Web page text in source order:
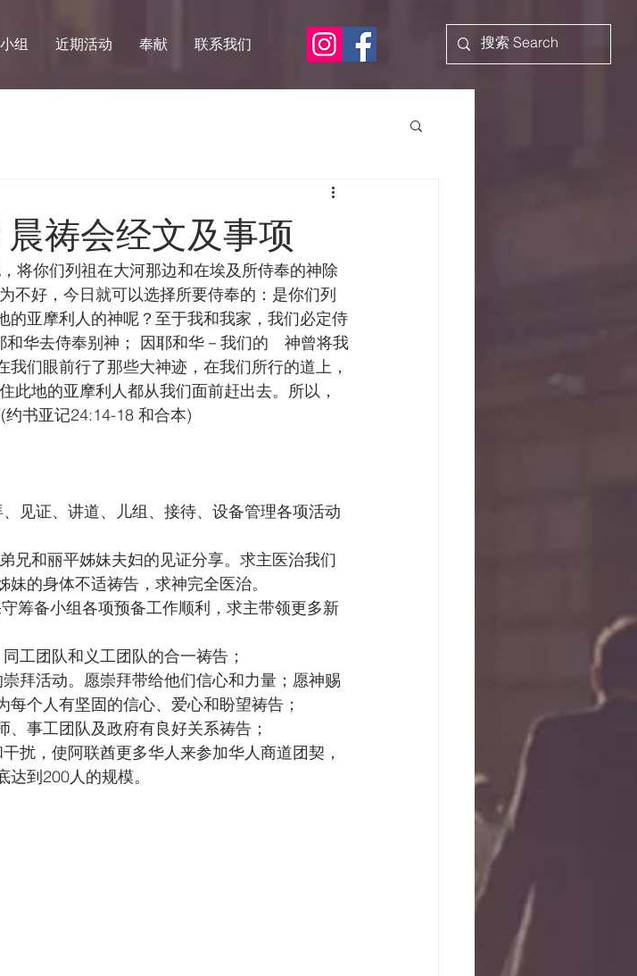
组 近期活动 奉献 联系我们
经文及事项
将你们列祖在大河那边和在埃及所侍奉的神除
不好，今日就可以选择所要侍奉的：是你们列
亚摩利人的神呢？至于我和我家，我们必定侍
华去侍奉别神； 因耶和华－我们的　神曾将我
们眼前行了那些大神迹，在我们所行的道上，
此地的亚摩利人都从我们面前赶出去。所以，
书亚记24:14-18 和合本)
见证、讲道、儿组、接待、设备管理各项活动
兄和丽平姊妹夫妇的见证分享。求主医治我们
的身体不适祷告，求神完全医治。
筹备小组各项预备工作顺利，求主带领更多新
工团队和义工团队的合一祷告；
拜活动。愿崇拜带给他们信心和力量；愿神赐
个人有坚固的信心、爱心和盼望祷告；
事工团队及政府有良好关系祷告；
扰，使阿联酋更多华人来参加华人商道团契，
到200人的规模。